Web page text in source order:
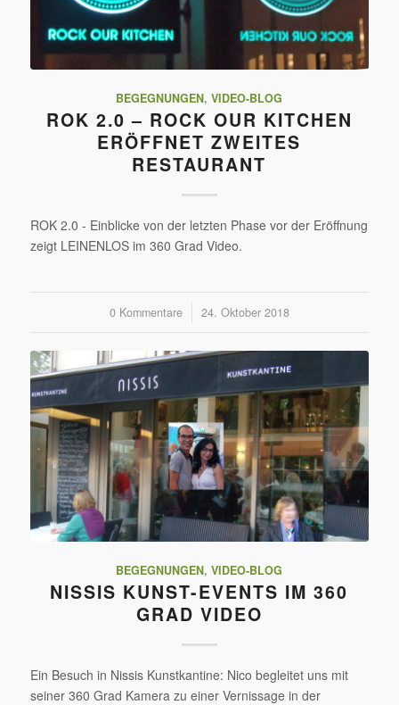
BEGEGNUNGEN,VIDEO-BLOG
ROK 2.0 – ROCK OUR KITCHEN
ERÖFFNET ZWEITES
RESTAURANT
ROK 2.0 - Einblicke von der letzten Phase vor der Eröffnung
zeigt LEINENLOS im 360 Grad Video.
0 Kommentare
/ 24. Oktober 2018
BEGEGNUNGEN,VIDEO-BLOG
NISSIS KUNST-EVENTS IM 360
GRAD VIDEO
Ein Besuch in Nissis Kunstkantine: Nico begleitet uns mit
seiner 360 Grad Kamera zu einer Vernissage in der